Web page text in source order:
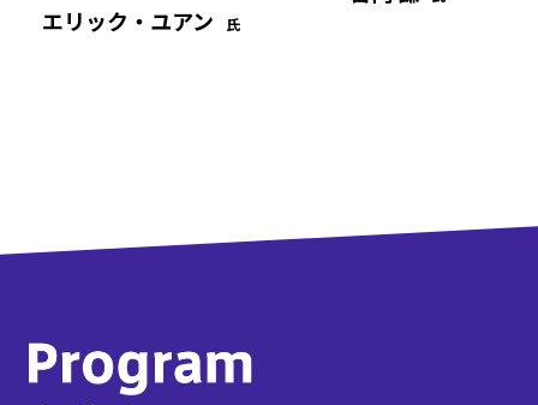
エリック・ユアン